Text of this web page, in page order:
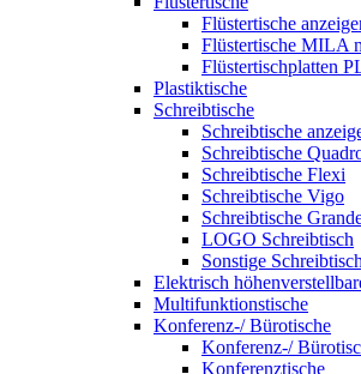
Flüstertische
Flüstertische MILA
Flüstertischplatten
Plastiktische
Schreibtische
Schreibtische
Schreibtische
Schreibtische Flexi
Schreibtische Vigo
Schreibtische
LOGO Schreibtisch
Sonstige
Elektrisch
Multifunktionstische
Konferenz-/ Bürotische
Konferenz-/
Konferenztische